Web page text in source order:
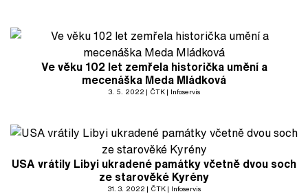
Ve věku 102 let zemřela historička umění a
mecenáška Meda Mládková
3. 5. 2022 ČTK Infoservis
USA vrátily Libyi ukradené památky včetně dvou soch
ze starověké Kyrény
31. 3. 2022 ČTK Infoservis